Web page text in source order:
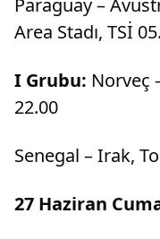
Paraguay –
Area Stadı, TSİ
I Grubu: Norveç
22.00
Senegal – Irak,
27 Haziran